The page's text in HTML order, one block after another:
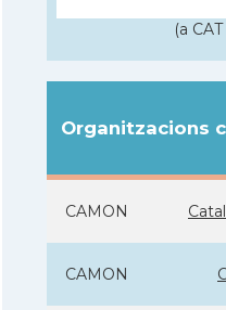
(a
Organitzacions
CAMON
CAMON